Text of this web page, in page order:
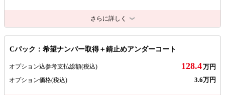
さらに詳しく
Cパック：希望ナンバー取得＋錆止めアンダーコート
オプション込参考支払総額(税込) 128.4万円
オプション価格(税込) 3.6万円